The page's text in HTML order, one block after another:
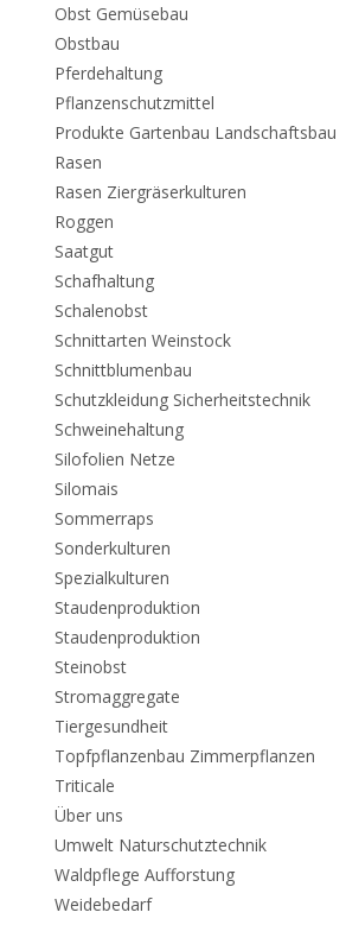
Obst Gemüsebau
Obstbau
Pferdehaltung
Pflanzenschutzmittel
Produkte Gartenbau Landschaftsbau
Rasen
Rasen Ziergräserkulturen
Roggen
Saatgut
Schafhaltung
Schalenobst
Schnittarten Weinstock
Schnittblumenbau
Schutzkleidung Sicherheitstechnik
Schweinehaltung
Silofolien Netze
Silomais
Sommerraps
Sonderkulturen
Spezialkulturen
Staudenproduktion
Staudenproduktion
Steinobst
Stromaggregate
Tiergesundheit
Topfpflanzenbau Zimmerpflanzen
Triticale
Über uns
Umwelt Naturschutztechnik
Waldpflege Aufforstung
Weidebedarf